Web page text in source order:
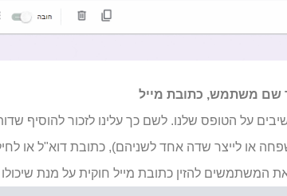
שם משתמש, כתובת מייל
על הטופס שלנו. לשם כך עלינו לזכור להוסיף
או לייצר שדה אחד לשניהם), כתובת דוא"ל או
המשתמשים להזין כתובת מייל חוקית על מנת